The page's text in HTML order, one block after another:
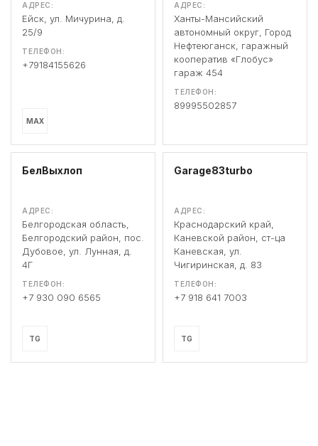
АДРЕС:
Ейск, ул. Мичурина, д.
25/9
ТЕЛЕФОН:
+79184155626
MAX
АДРЕС:
Ханты-Мансийский
автономный округ, Город
Нефтеюганск, гаражный
кооператив «Глобус»
гараж 454
ТЕЛЕФОН:
89995502857
БелВыхлоп
АДРЕС:
Белгородская область,
Белгородский район, пос.
Дубовое, ул. Лунная, д.
4Г
ТЕЛЕФОН:
+7 930 090 6565
TG
Garage83turbo
АДРЕС:
Краснодарский край,
Каневской район, ст-ца
Каневская, ул.
Чигиринская, д. 83
ТЕЛЕФОН:
+7 918 641 7003
TG